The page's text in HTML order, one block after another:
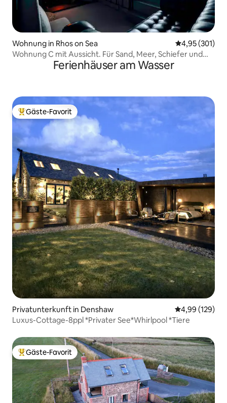
Wohnung in Rhos on Sea
4,95 (301)
Wohnung C mit Aussicht. Für Sand, Meer, Schiefer und
Ferienhäuser am Wasser
Beliebter Gäste-Favorit.
Gäste-Favorit
Privatunterkunft in Denshaw
4,99 (129)
Luxus-Cottage-8ppl *Privater See*Whirlpool *Tiere
Beliebter Gäste-Favorit.
Gäste-Favorit